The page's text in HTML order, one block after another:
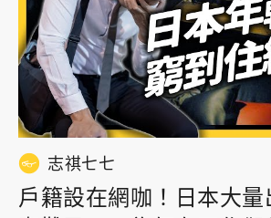
志祺七七
戶籍設在網咖！日本大量